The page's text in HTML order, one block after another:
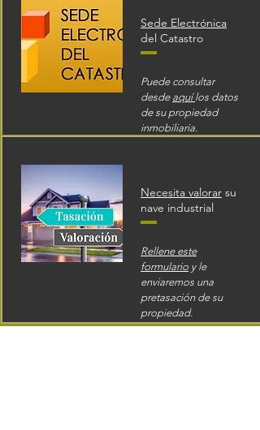
Sede Electrónica
del Catastro
Puede consultar
desde aquílos datos
de su propiedad
inmobiliaria.
Necesita valorar su
nave industrial
Rellene este
formulario y le
enviaremos una
pretasación de su
propiedad.